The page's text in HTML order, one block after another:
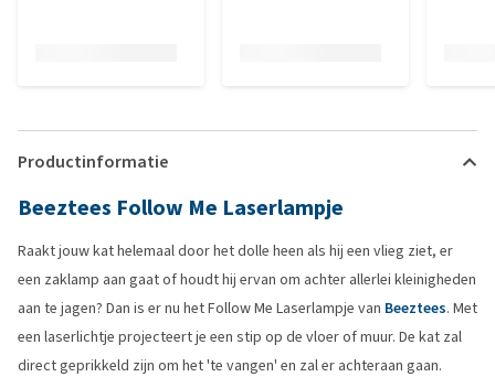
Productinformatie
Beeztees Follow Me Laserlampje
Raakt jouw kat helemaal door het dolle heen als hij een vlieg ziet, er
een zaklamp aan gaat of houdt hij ervan om achter allerlei kleinigheden
aan te jagen? Dan is er nu het Follow Me Laserlampje van Beeztees. Met
een laserlichtje projecteert je een stip op de vloer of muur. De kat zal
direct geprikkeld zijn om het 'te vangen' en zal er achteraan gaan.